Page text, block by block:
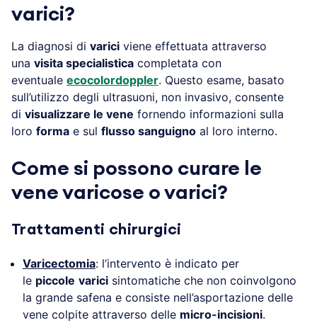
varici?
La diagnosi di varici viene effettuata attraverso
una visita specialistica completata con
eventuale ecocolordoppler. Questo esame, basato
sull’utilizzo degli ultrasuoni, non invasivo, consente
di visualizzare le vene fornendo informazioni sulla
loro forma e sul flusso sanguigno al loro interno.
Come si possono curare le
vene varicose o varici?
Trattamenti chirurgici
Varicectomia: l’intervento è indicato per
le piccole varici sintomatiche che non coinvolgono
la grande safena e consiste nell’asportazione delle
vene colpite attraverso delle micro-incisioni.